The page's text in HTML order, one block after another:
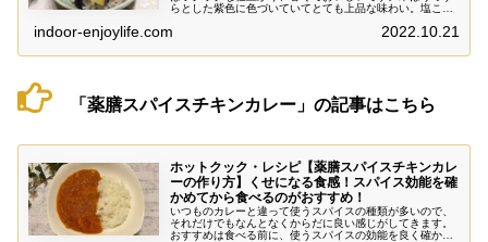
らとした紫色に色づいていてとても上品な味わい。塩こう
ます！体がポカポカ温まる健康的なおこわです。
indoor-enjoylife.com 2022.10.21
「薬膳スパイスチキンカレー」の記事はこちら
ホットクック・レシピ【薬膳スパイスチキンカレ
ーの作り方】くせになる食感！スパイス効能を確
かめてから食べるのがおすすめ！
いつものカレーと違って使うスパイスの種類が多いので、
それだけでもなんとなくからだに良い感じがしてきます。
おすすめは食べる前に、使うスパイスの効能を良く確かめ